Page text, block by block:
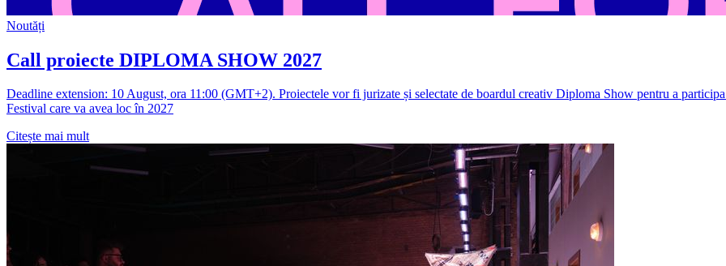
Noutăți
Call proiecte DIPLOMA SHOW 2027
Deadline extension: 10 August, ora 11:00 (GMT+2). Proiectele vor fi jurizate și selectate de boardul creativ Diploma Show pentru a
Festival care va avea loc în 2027
Citește mai mult